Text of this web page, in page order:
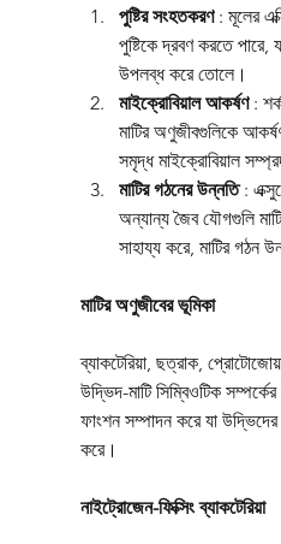
পুষ্টির সংহতকরণ : মূলের
পুষ্টিকে দ্রবণ করতে
উপলব্ধ করে তোলে।
মাইক্রোবিয়াল আকর্ষণ :
মাটির অণুজীবগুলিকে
সমৃদ্ধ মাইক্রোবিয়াল
মাটির গঠনের উন্নতি :
অন্যান্য জৈব যৌগগুলি
সাহায্য করে, মাটির গঠন
মাটির অণুজীবের ভূমিকা
ব্যাকটেরিয়া, ছত্রাক,
উদ্ভিদ-মাটি সিম্বিওটিক
ফাংশন সম্পাদন করে যা
করে।
নাইট্রোজেন-ফিক্সিং ব্যাকটেরিয়া